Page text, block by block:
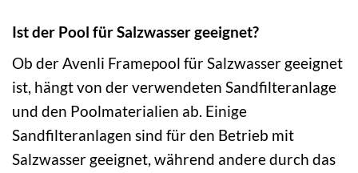
Ist der Pool für Salzwasser geeignet?
Ob der Avenli Framepool für Salzwasser geeignet
ist, hängt von der verwendeten Sandfilteranlage
und den Poolmaterialien ab. Einige
Sandfilteranlagen sind für den Betrieb mit
Salzwasser geeignet, während andere durch das